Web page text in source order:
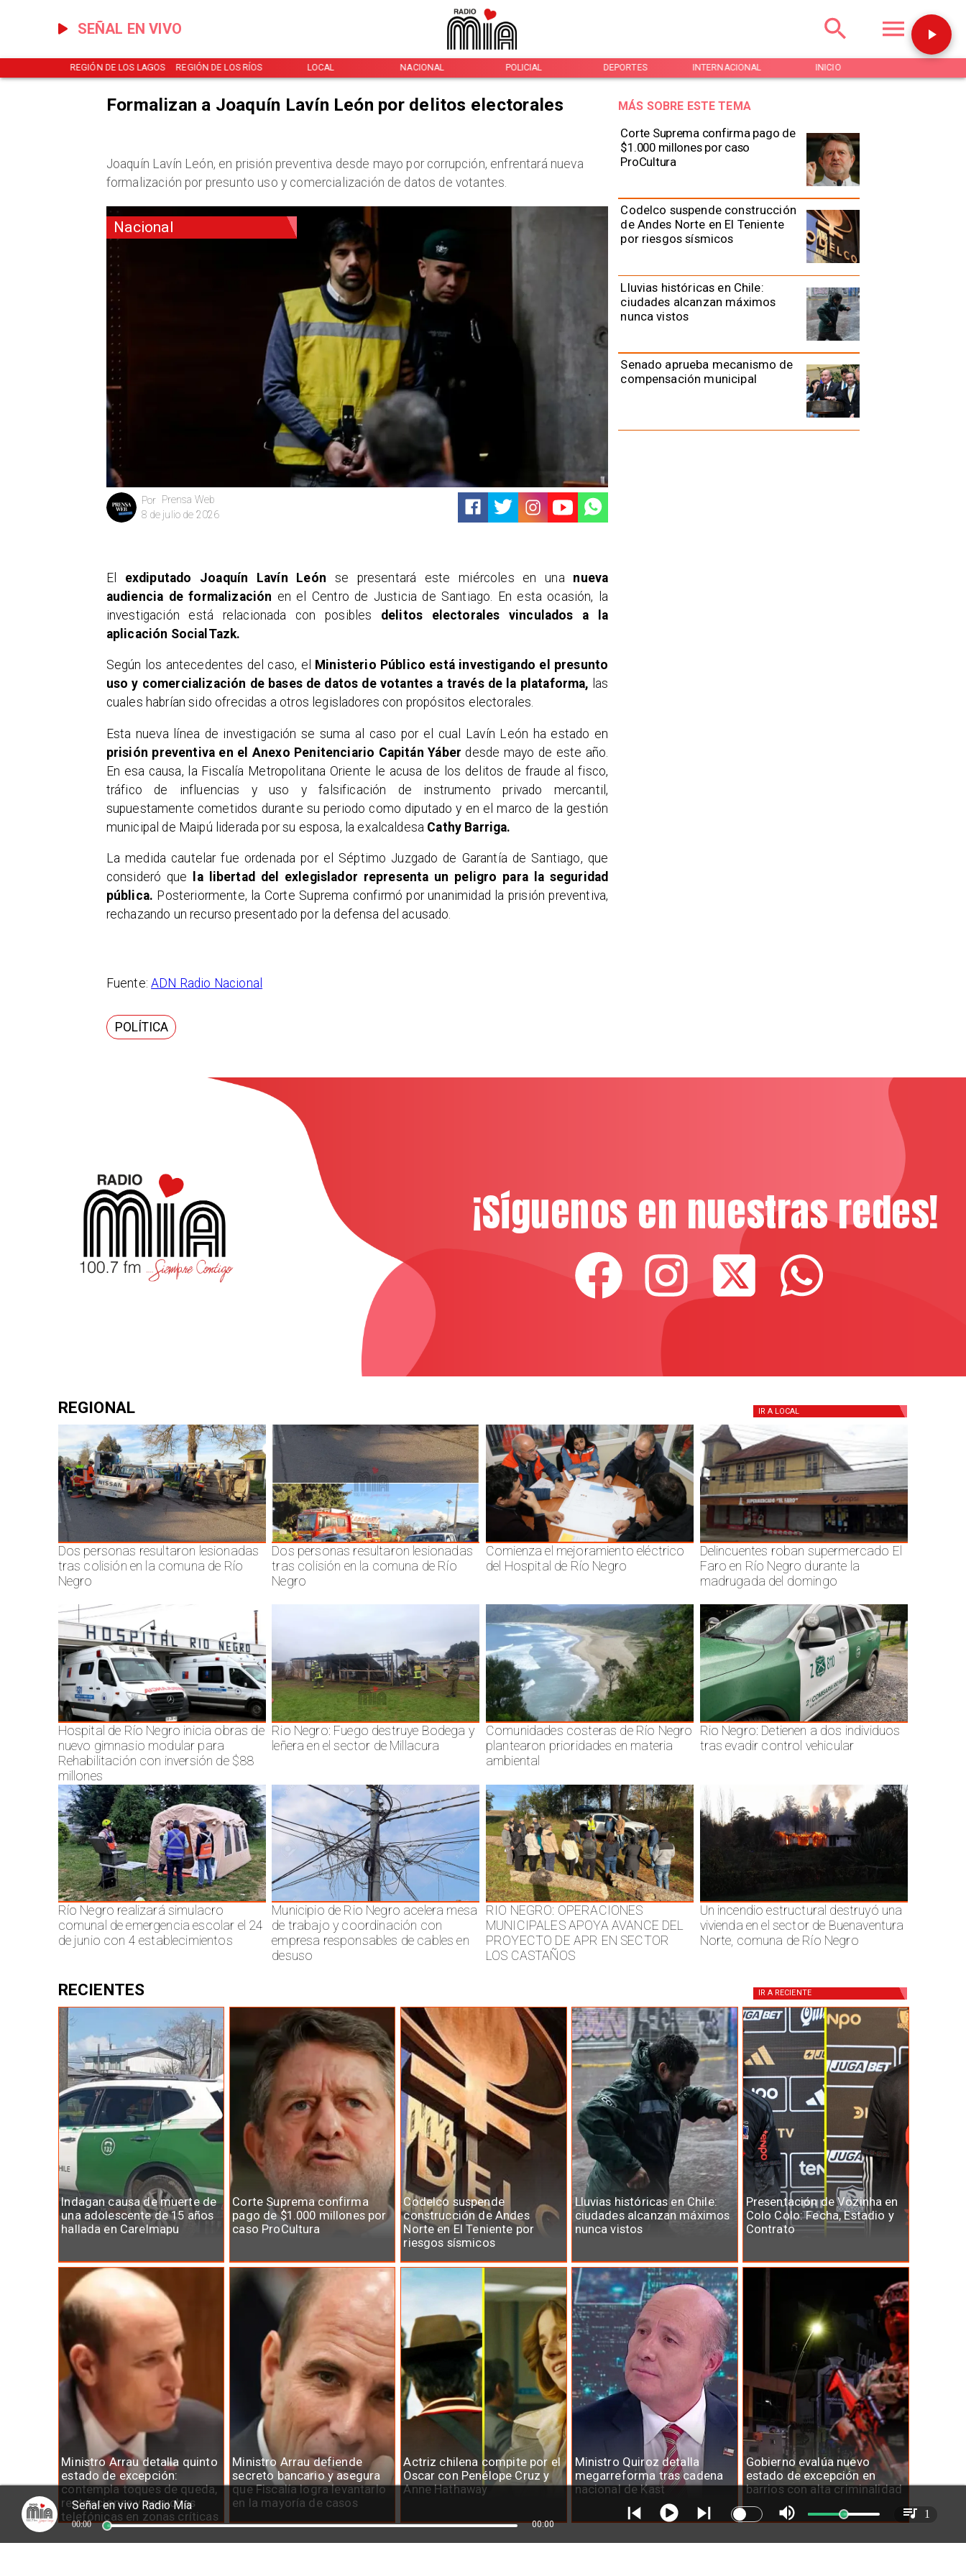
SEÑAL EN VIVO
REGIÓN DE LOS LAGOS REGIÓN DE LOS RÍOS LOCAL NACIONAL POLICIAL DEPORTES INTERNACIONAL INICIO
Nacional
Prensa Web
Por
8 de julio de 2026
Corte Suprema confirma pago de
$1.000 millones por caso
ProCultura
Codelco suspende construcción
de Andes Norte en El Teniente
por riesgos sísmicos
Lluvias históricas en Chile:
ciudades alcanzan máximos
nunca vistos
Senado aprueba mecanismo de
compensación municipal
MÁS SOBRE ESTE TEMA
Formalizan a Joaquín Lavín León por delitos electorales
Joaquín Lavín León, en prisión preventiva desde mayo por corrupción, enfrentará nueva
formalización por presunto uso y comercialización de datos de votantes.
El exdiputado Joaquín Lavín León se presentará este miércoles en una nueva
audiencia de formalización en el Centro de Justicia de Santiago. En esta ocasión, la
investigación está relacionada con posibles delitos electorales vinculados a la
aplicación SocialTazk.
Según los antecedentes del caso, el
Ministerio Público está investigando el presunto
uso y comercialización de bases de datos de votantes a través de la plataforma, las
cuales habrían sido ofrecidas a otros legisladores con propósitos electorales.
Esta nueva línea de investigación se suma al caso por el cual Lavín León ha estado en
prisión preventiva en el Anexo Penitenciario Capitán Yáber desde mayo de este año.
En esa causa, la Fiscalía Metropolitana Oriente le acusa de los delitos de fraude al fisco,
tráfico de influencias y uso y falsificación de instrumento privado mercantil,
supuestamente cometidos durante su periodo como diputado y en el marco de la gestión
municipal de Maipú liderada por su esposa, la exalcaldesa Cathy Barriga.
La medida cautelar fue ordenada por el Séptimo Juzgado de Garantía de Santiago, que
consideró que
la libertad del exlegislador representa un peligro para la seguridad
pública. Posteriormente, la Corte Suprema confirmó por unanimidad la prisión preventiva,
rechazando un recurso presentado por la defensa del acusado.
Fuente:ADN Radio Nacional
POLÍTICA
¡Síguenos en nuestras redes!
REGIONAL IR A LOCAL
Dos personas resultaron lesionadas
tras colisión en la comuna de Río
Negro
Dos personas resultaron lesionadas
tras colisión en la comuna de Río
Negro
Comienza el mejoramiento eléctrico
del Hospital de Río Negro
Delincuentes roban supermercado El
Faro en Río Negro durante la
madrugada del domingo
Hospital de Río Negro inicia obras de
nuevo gimnasio modular para
Rehabilitación con inversión de $88
millones
Rio Negro: Fuego destruye Bodega y
leñera en el sector de Millacura
Comunidades costeras de Río Negro
plantearon prioridades en materia
ambiental
Rio Negro: Detienen a dos individuos
tras evadir control vehicular
Río Negro realizará simulacro
comunal de emergencia escolar el 24
de junio con 4 establecimientos
Municipio de Rio Negro acelera mesa
de trabajo y coordinación con
empresa responsables de cables en
desuso
RIO NEGRO: OPERACIONES
MUNICIPALES APOYA AVANCE DEL
PROYECTO DE APR EN SECTOR
LOS CASTAÑOS
Un incendio estructural destruyó una
vivienda en el sector de Buenaventura
Norte, comuna de Río Negro
Indagan causa de muerte de
una adolescente de 15 años
hallada en Carelmapu
Corte Suprema confirma
pago de $1.000 millones por
caso ProCultura
Codelco suspende
construcción de Andes
Norte en El Teniente por
riesgos sísmicos
Lluvias históricas en Chile:
ciudades alcanzan máximos
nunca vistos
Presentación de Vozinha en
Colo Colo: Fecha, Estadio y
Contrato
Ministro Arrau detalla quinto
estado de excepción:
contempla toques de queda,
restricciones y escuchas
telefónicas en zonas críticas
Ministro Arrau defiende
secreto bancario y asegura
que Fiscalía logra levantarlo
en la mayoría de casos
Actriz chilena compite por el
Oscar con Penélope Cruz y
Anne Hathaway
Ministro Quiroz detalla
megarreforma tras cadena
nacional de Kast
Gobierno evalúa nuevo
estado de excepción en
barrios con alta criminalidad
RECIENTES IR A RECIENTE
Señal en vivo Radio Mía
00:00 00:00
1